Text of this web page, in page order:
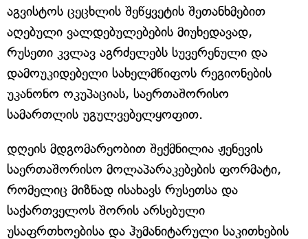
აგვისტოს ცეცხლის შეწყვეტის შეთანხმებით
აღებული ვალდებულებების მიუხედავად,
რუსეთი კვლავ აგრძელებს სუვერენული და
დამოუკიდებელი სახელმწიფოს რეგიონების
უკანონო ოკუპაციას, საერთაშორისო
სამართლის უგულვებელყოფით.
დღეის მდგომარეობით შექმნილია ჟენევის
საერთაშორისო მოლაპარაკებების ფორმატი,
რომელიც მიზნად ისახავს რუსეთსა და
საქართველოს შორის არსებული
უსაფრთხოებისა და ჰუმანიტარული საკითხების